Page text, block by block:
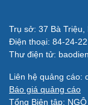
Đời sống
Nhà đẹp
Blog
Trụ sở: 37 Bà Triệu,
Điện thoại: 84-24-
Thư điện tử:
Liên hệ quảng cáo:
Báo giá quảng cáo
Tổng Biên tập: